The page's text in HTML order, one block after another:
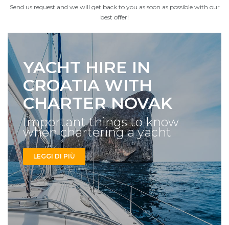
Send us request and we will get back to you as soon as possible with our
best offer!
YACHT HIRE IN
CROATIA WITH
CHARTER NOVAK
Important things to know
when chartering a yacht
LEGGI DI PIÙ